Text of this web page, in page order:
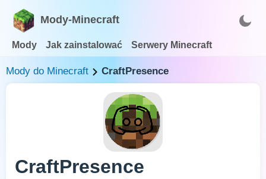
Mody-Minecraft
Mody Jak zainstalować Serwery Minecraft
Mody do Minecraft CraftPresence
CraftPresence